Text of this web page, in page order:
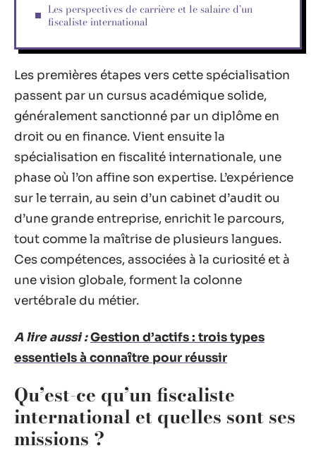
Les perspectives de carrière et le salaire d’un
fiscaliste international
Les premières étapes vers cette spécialisation
passent par un cursus académique solide,
généralement sanctionné par un diplôme en
droit ou en finance. Vient ensuite la
spécialisation en fiscalité internationale, une
phase où l’on affine son expertise. L’expérience
sur le terrain, au sein d’un cabinet d’audit ou
d’une grande entreprise, enrichit le parcours,
tout comme la maîtrise de plusieurs langues.
Ces compétences, associées à la curiosité et à
une vision globale, forment la colonne
vertébrale du métier.
A lire aussi :Gestion d’actifs : trois types
essentiels à connaître pour réussir
Qu’est-ce qu’un fiscaliste
international et quelles sont ses
missions ?